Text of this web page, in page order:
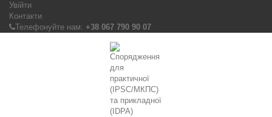
Увійти
Контакти
Телефонуйте нам: +38 067 790 90 07